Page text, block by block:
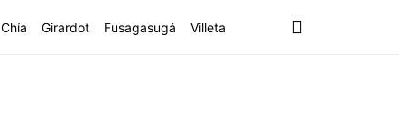
Chía Girardot Fusagasugá Villeta